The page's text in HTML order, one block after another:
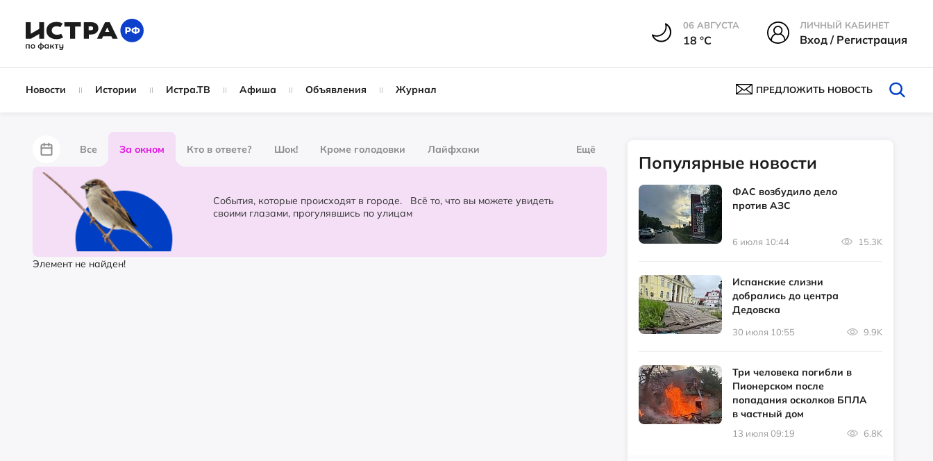
06 АВГУСТА
18 °С
ЛИЧНЫЙ КАБИНЕТ
Вход / Регистрация
Новости Истории Истра.ТВ Афиша Объявления Журнал ПРЕДЛОЖИТЬ НОВОСТЬ
Все За окном Кто в ответе? Шок! Кроме голодовки Лайфхаки
За забором
Партнёрский материал Народные новости Слухи
Ещё
События, которые происходят в городе. Всё то, что вы можете увидеть
своими глазами, прогулявшись по улицам
Элемент не найден!
Популярные новости
ФАС возбудило дело
против АЗС
6 июля 10:44 15.3K
Испанские слизни
добрались до центра
Дедовска
30 июля 10:55 9.9K
Три человека погибли в
Пионерском после
попадания осколков БПЛА
в частный дом
13 июля 09:19 6.8K